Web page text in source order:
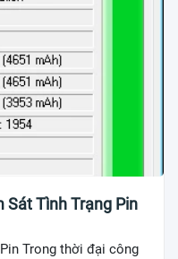
Sát Tình Trạng Pin
Trong thời đại công